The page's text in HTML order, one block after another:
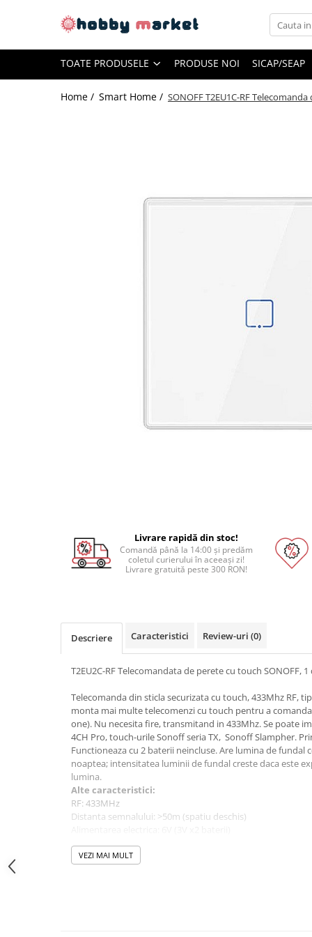
Incarcare, descarcare si afisare
Accesorii baterii si acumulatori
Module atasabile Arduino
Module Wireless
pentru Arduino
Termostate
Ecrane LCD, TFT, OLED
Motoare si variatoare
Surse de alimentare
TOATE PRODUSELE PRODUSE NOI SICAP/SEAP
Home / Smart Home / SONOFF T2EU1C-RF
Livrare rapidă din stoc!
Comandă până la 14:00 și predăm
coletul curierului în aceeași zi!
Livrare gratuită peste 300 RON!
Descriere Caracteristici Review-uri (0)
T2EU2C-RF Telecomandata de perete cu touch SONOFF, 1
Telecomanda din sticla securizata cu touch, 433Mhz RF,
monta mai multe telecomenzi cu touch pentru a
one). Nu necesita fire, transmitand in 433Mhz. Se poate
4CH Pro, touch-urile Sonoff seria TX, Sonoff Slampher.
Functioneaza cu 2 baterii neincluse. Are lumina de fundal
noaptea; intensitatea luminii de fundal creste daca este
lumina.
Alte caracteristici:
RF: 433MHz
Distanta semnalului: >50m (spatiu deschis)
Modelul bateriei: CR2032
Culoare: alb
VEZI MAI MULT